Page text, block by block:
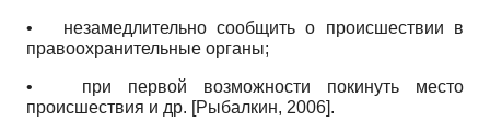
• незамедлительно сообщить о происшествии в
правоохранительные органы;
• при первой возможности покинуть место
происшествия и др. [Рыбалкин, 2006].